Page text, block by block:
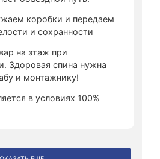
коробки и передаем
и сохранности
на этаж при
Здоровая спина нужна
и монтажнику!
в условиях 100%